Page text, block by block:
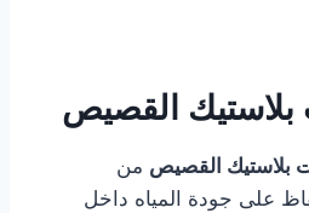
بلاستيك القصيص
بلاستيك القصيص من
على جودة المياه داخل